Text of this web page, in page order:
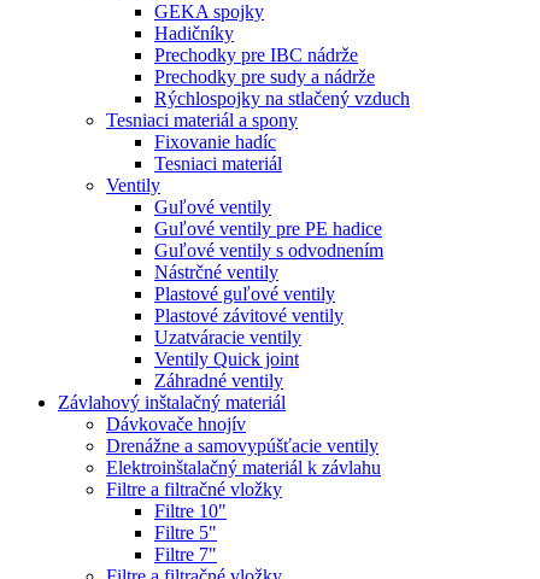
GEKA spojky
Hadičníky
Prechodky pre IBC nádrže
Prechodky pre sudy a nádrže
Rýchlospojky na stlačený vzduch
Tesniaci materiál a spony
Fixovanie hadíc
Tesniaci materiál
Ventily
Guľové ventily
Guľové ventily pre PE hadice
Guľové ventily s odvodnením
Nástrčné ventily
Plastové guľové ventily
Plastové závitové ventily
Uzatváracie ventily
Ventily Quick joint
Záhradné ventily
Závlahový inštalačný materiál
Dávkovače hnojív
Drenážne a samovypúšťacie ventily
Elektroinštalačný materiál k závlahu
Filtre a filtračné vložky
Filtre 10"
Filtre 5"
Filtre 7"